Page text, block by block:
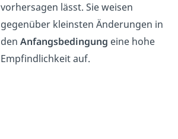
vorhersagen lässt. Sie weisen
gegenüber kleinsten Änderungen in
den Anfangsbedingung eine hohe
Empfindlichkeit auf.